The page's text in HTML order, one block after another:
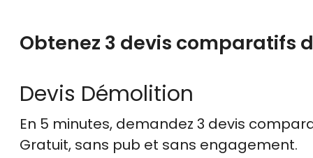
Obtenez 3 devis comparatifs
Devis Démolition
En 5 minutes, demandez 3 devis
Gratuit, sans pub et sans engagement.